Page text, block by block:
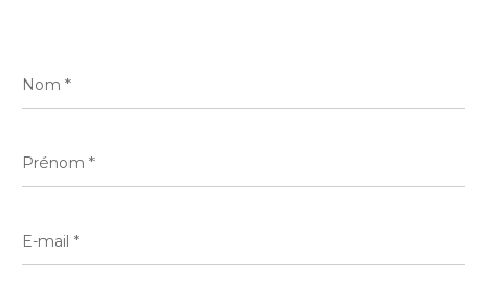
*
*
mail
*